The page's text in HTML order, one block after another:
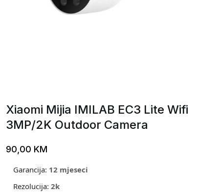
Xiaomi Mijia IMILAB EC3 Lite Wifi
3MP/2K Outdoor Camera
90,00 KM
Garancija: 12 mjeseci
Rezolucija: 2k